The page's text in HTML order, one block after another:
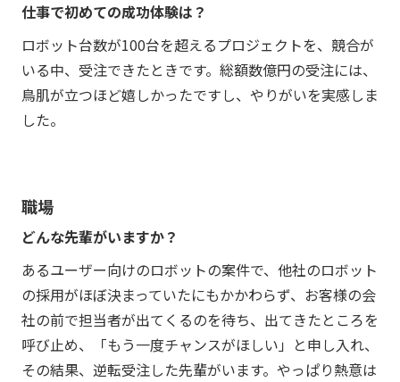
仕事で初めての成功体験は？
ロボット台数が100台を超えるプロジェクトを、競合が
いる中、受注できたときです。総額数億円の受注には、
鳥肌が立つほど嬉しかったですし、やりがいを実感しま
した。
職場
どんな先輩がいますか？
あるユーザー向けのロボットの案件で、他社のロボット
の採用がほぼ決まっていたにもかかわらず、お客様の会
社の前で担当者が出てくるのを待ち、出てきたところを
呼び止め、「もう一度チャンスがほしい」と申し入れ、
その結果、逆転受注した先輩がいます。やっぱり熱意は